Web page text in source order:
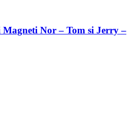
Nor – Tom si Jerry –